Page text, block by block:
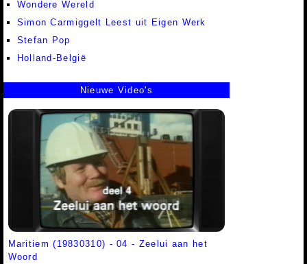
Wondere Wereld
Simon Carmiggelt Leest uit Eigen Werk
Stefan Pop
Holland-België
Nieuwe Video's
Maritiem (19830310) - 04 - Zeelui aan het
Woord